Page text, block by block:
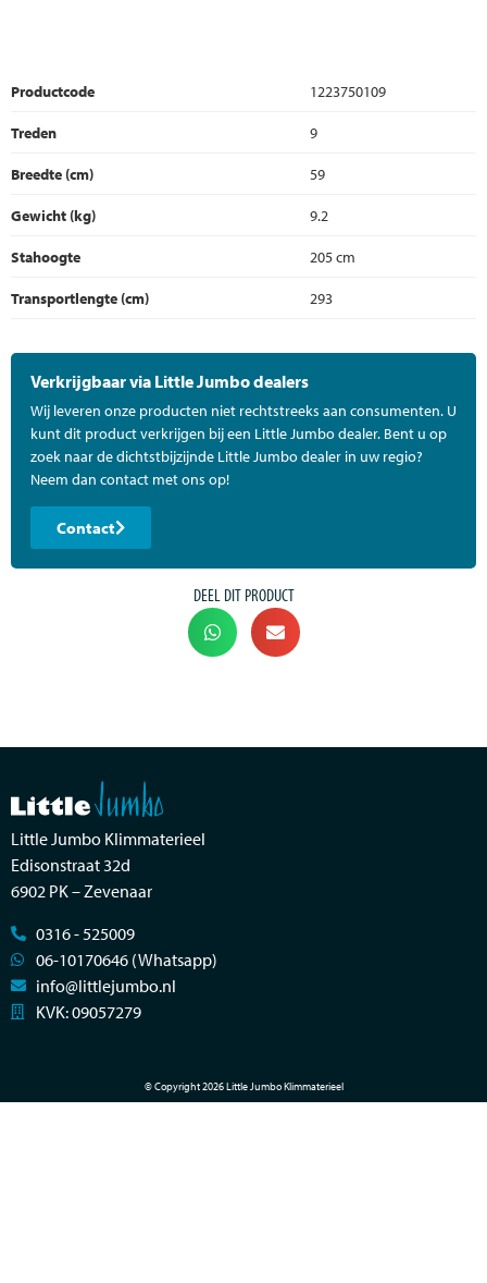
Productcode
1223750109
Treden
9
Breedte (cm)
59
Gewicht (kg)
9.2
Stahoogte
205 cm
Transportlengte (cm)
293
Verkrijgbaar via Little Jumbo dealers
Wij leveren onze producten niet rechtstreeks aan consumenten. U
kunt dit product verkrijgen bij een Little Jumbo dealer. Bent u op
zoek naar de dichtstbijzijnde Little Jumbo dealer in uw regio?
Neem dan contact met ons op!
Contact
DEEL DIT PRODUCT
Little Jumbo Klimmaterieel
Edisonstraat 32d
6902 PK – Zevenaar
0316 - 525009
06-10170646 (Whatsapp)
info@littlejumbo.nl
KVK: 09057279
© Copyright 2026 Little Jumbo Klimmaterieel